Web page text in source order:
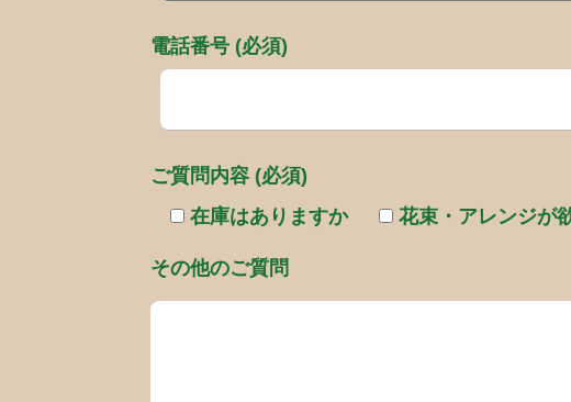
電話番号 (必須)
ご質問内容 (必須)
在庫はありますか
花束・アレンジが
その他のご質問